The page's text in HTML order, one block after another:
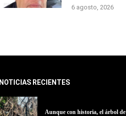
6 agosto, 2026
NOTICIAS RECIENTES
Aunque con historia, el árbol de